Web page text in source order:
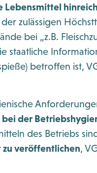
Lebensmittel
zulässigen
bei „z.B.
staatliche
betroffen ist,
bei der
des Betriebs
zu veröffentlichen,